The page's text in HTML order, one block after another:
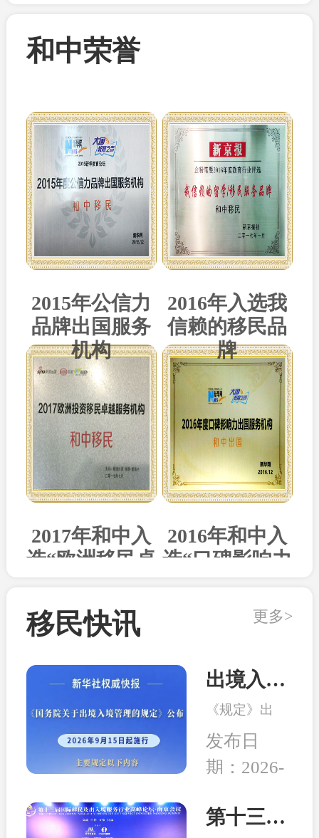
和中荣誉
2015年公信力
品牌出国服务
机构
2016年入选我
信赖的移民品
牌
2017年和中入
选“欧洲移民卓
2016年和中入
选“口碑影响力
移民快讯 更多>
出境入境管理新规发布！移民服务监管升级，哪些机构更值得选择？
《规定》出
台，是我国完
善出入境管理
制度的重要举
交流持续深
发布日
期：2026-
第十三届移民行业高峰论坛在南京举行 和中入选诚信专业示范机构